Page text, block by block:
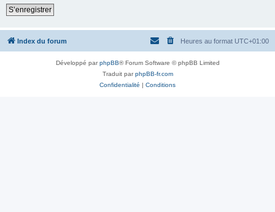
S’enregistrer
Index du forum Heures au format UTC+01:00
Développé parphpBB® Forum Software © phpBB Limited
Traduit parphpBB-fr.com
Confidentialité | Conditions